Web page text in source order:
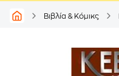
Βιβλία & Κόμικς